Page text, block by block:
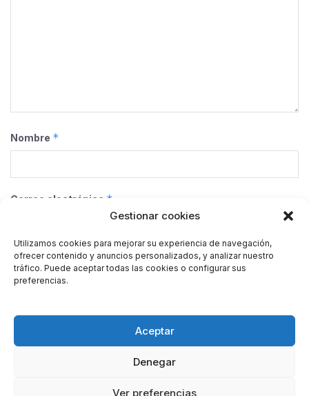
Gestionar cookies
Utilizamos cookies para mejorar su experiencia de navegación,
ofrecer contenido y anuncios personalizados, y analizar nuestro
tráfico. Puede aceptar todas las cookies o configurar sus
preferencias.
Aceptar
Denegar
Ver preferencias
Nombre *
Correo electrónico *
Web
navegador para la próxima vez que comente.